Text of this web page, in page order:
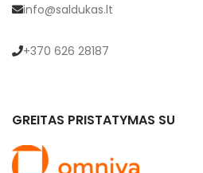
info@saldukas.lt
+370 626 28187
GREITAS PRISTATYMAS SU